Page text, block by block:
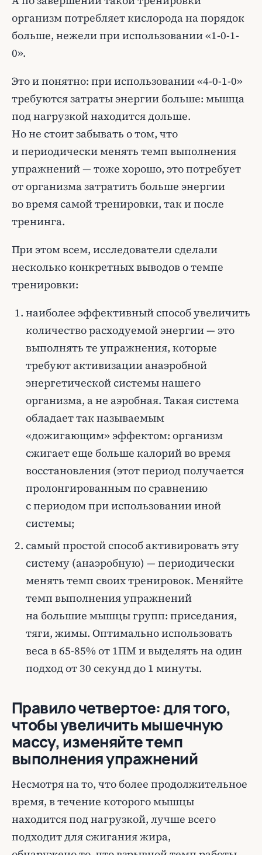
организм потребляет кислорода на порядок
больше, нежели при использовании «1-0-1-
0».
Это и понятно: при использовании «4-0-1-0»
требуются затраты энергии больше: мышца
под нагрузкой находится дольше.
Но не стоит забывать о том, что
и периодически менять темп выполнения
упражнений — тоже хорошо, это потребует
от организма затратить больше энергии
во время самой тренировки, так и после
тренинга.
При этом всем, исследователи сделали
несколько конкретных выводов о темпе
тренировки:
наиболее эффективный способ увеличить
количество расходуемой энергии — это
выполнять те упражнения, которые
требуют активизации анаэробной
энергетической системы нашего
организма, а не аэробная. Такая система
обладает так называемым
«дожигающим» эффектом: организм
сжигает еще больше калорий во время
восстановления (этот период получается
пролонгированным по сравнению
с периодом при использовании иной
системы;
самый простой способ активировать эту
систему (анаэробную) — периодически
менять темп своих тренировок. Меняйте
темп выполнения упражнений
на большие мышцы групп: приседания,
тяги, жимы. Оптимально использовать
веса в 65-85% от 1ПМ и выделять на один
подход от 30 секунд до 1 минуты.
Правило четвертое: для того,
чтобы увеличить мышечную
массу, изменяйте темп
выполнения упражнений
Несмотря на то, что более продолжительное
время, в течение которого мышцы
находится под нагрузкой, лучше всего
подходит для сжигания жира,